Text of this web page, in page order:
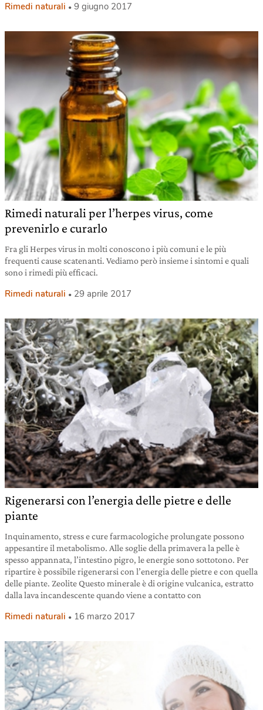
Rimedi naturali 9 giugno 2017
Rimedi naturali per l’herpes virus, come
prevenirlo e curarlo
Fra gli Herpes virus in molti conoscono i più comuni e le più
frequenti cause scatenanti. Vediamo però insieme i sintomi e quali
sono i rimedi più efficaci.
Rimedi naturali 29 aprile 2017
Rigenerarsi con l’energia delle pietre e delle
piante
Inquinamento, stress e cure farmacologiche prolungate possono
appesantire il metabolismo. Alle soglie della primavera la pelle è
spesso appannata, l’intestino pigro, le energie sono sottotono. Per
ripartire è possibile rigenerarsi con l’energia delle pietre e con quella
delle piante. Zeolite Questo minerale è di origine vulcanica, estratto
dalla lava incandescente quando viene a contatto con
Rimedi naturali 16 marzo 2017